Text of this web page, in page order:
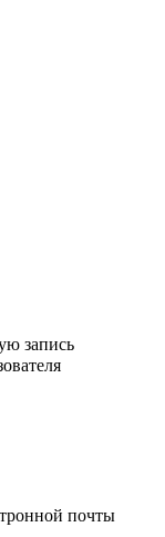
запись
почты